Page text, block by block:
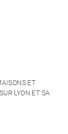
ET
LYON ET SA